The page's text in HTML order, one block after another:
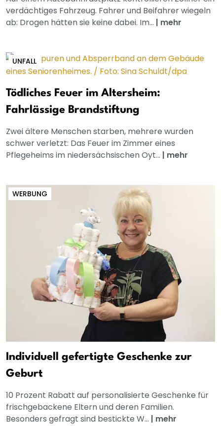
verdächtiges Fahrzeug. Fahrer und Beifahrer wiegeln
ab: Drogen hätten sie keine dabei. Im... | mehr
UNFALL
Tödliches Feuer im Altersheim:
Fahrlässige Brandstiftung
Zwei ältere Menschen starben, mehrere wurden
schwer verletzt: Das Feuer im Zimmer eines
Pflegeheims im niedersächsischen Oyt... | mehr
WERBUNG
Individuell gefertigte Geschenke zur
Geburt
10 Prozent Rabatt auf personalisierte Geschenke für
frischgebackene Eltern und deren Familien.
Besonders gefragt sind bestickte W... | mehr